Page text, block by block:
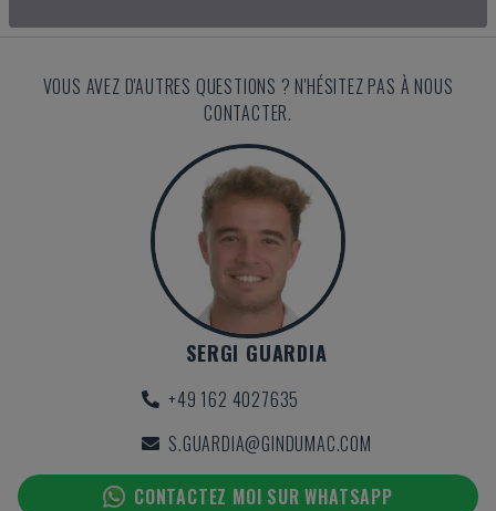
VOUS AVEZ D'AUTRES QUESTIONS ? N'HÉSITEZ PAS À NOUS
CONTACTER.
SERGI GUARDIA
+49 162 4027635
S.GUARDIA@GINDUMAC.COM
CONTACTEZ MOI SUR WHATSAPP